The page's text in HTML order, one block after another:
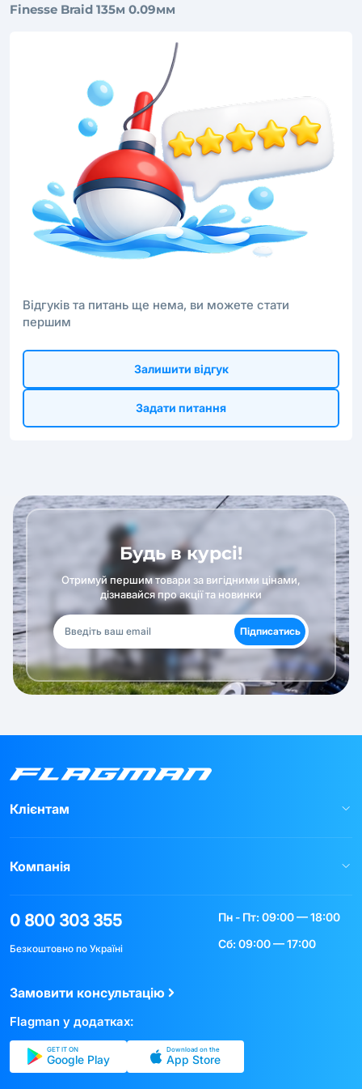
Finesse Braid 135м 0.09мм
Відгуків та питань ще нема, ви можете стати
першим
Залишити відгук
Задати питання
Будь в курсі!
Отримуй першим товари за вигідними цінами,
дізнавайся про акції та новинки
Підписатись
Клієнтам
Компанія
0 800 303 355
Безкоштовно по Україні
Пн - Пт: 09:00 — 18:00
Сб: 09:00 — 17:00
Замовити консультацію
Flagman у додатках:
GET IT ON
Google Play
Download on the
App Store